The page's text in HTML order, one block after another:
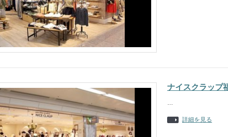
ナイスクラップ
…
詳細を見る